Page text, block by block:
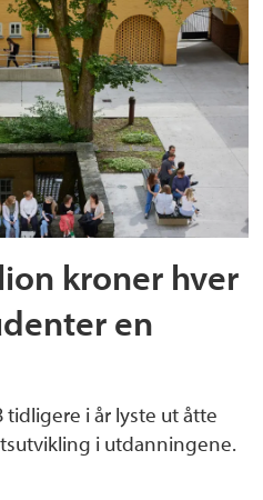
kroner hver
en
tidligere i år lyste ut åtte
i utdanningene.